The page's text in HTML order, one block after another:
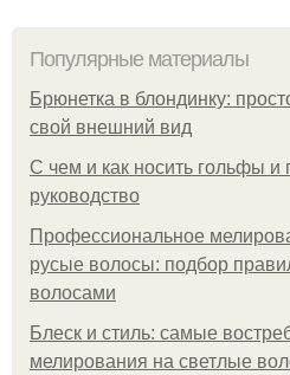
Популярные материалы
Брюнетка в блондинку:
свой внешний вид
С чем и как носить гольфы и
руководство
Профессиональное
русые волосы: подбор
волосами
Блеск и стиль: самые
мелирования на светлые